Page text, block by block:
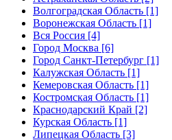
Волгоградская Область [1]
Воронежская Область [1]
Вся Россия [4]
Город Москва [6]
Город Санкт-Петербург [1]
Калужская Область [1]
Кемеровская Область [1]
Костромская Область [1]
Краснодарский Край [2]
Курская Область [1]
Липецкая Область [3]